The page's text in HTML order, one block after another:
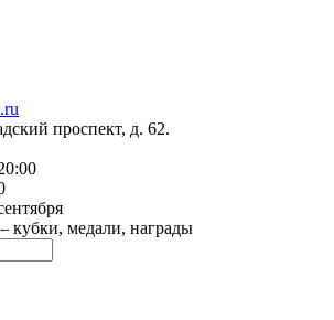
проспект, д. 62.
кубки, медали, награды